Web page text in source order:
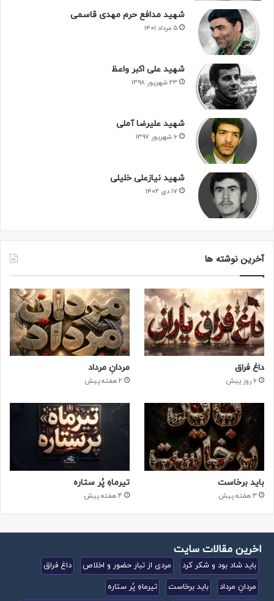
شهید مدافع حرم مهدی قاسمی
۵ مرداد ۱۴۰۱
شهید علی اکبر واعظ
۲۳ شهریور ۱۳۹۸
شهید علیرضا آملی
۶ شهریور ۱۳۹۷
شهید نیازعلی خلیلی
۱۷ دی ۱۴۰۲
آخرین نوشته ها
داغ فراق
6 روز پیش
مردانِ مرداد
2 هفته پیش
باید برخاست
3 هفته پیش
تیرماهِ پُر ستاره
4 هفته پیش
اخرین مقالات سایت
باید شاد بود و شکر کرد مردی از تبار حضور و اخلاص
داغ فراق
مردانِ مرداد
باید برخاست تیرماهِ پُر ستاره